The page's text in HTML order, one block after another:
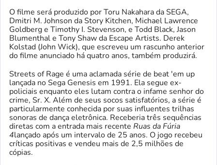
O filme será produzido por Toru Nakahara da SEGA,
Dmitri M. Johnson da Story Kitchen, Michael Lawrence
Goldberg e Timothy I. Stevenson, e Todd Black, Jason
Blumenthal e Tony Shaw da Escape Artists. Derek
Kolstad (John Wick), que escreveu um rascunho anterior
do filme anunciado há quatro anos, também produzirá.
Streets of Rage é uma aclamada série de beat 'em up
lançada no Sega Genesis em 1991. Ela segue ex-
policiais enquanto eles lutam contra o infame senhor do
crime, Sr. X. Além de seus socos satisfatórios, a série é
particularmente conhecida por suas influentes trilhas
sonoras de dança eletrônica. Receberia três sequências
diretas com a entrada mais recente Ruas da Fúria
4lançado após um intervalo de 25 anos. O jogo recebeu
críticas positivas e vendeu mais de 2,5 milhões de
cópias.